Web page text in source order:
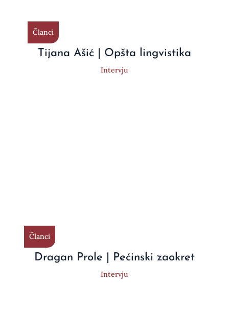
Članci
Tijana Ašić | Opšta lingvistika
Intervju
Članci
Dragan Prole | Pećinski zaokret
Intervju